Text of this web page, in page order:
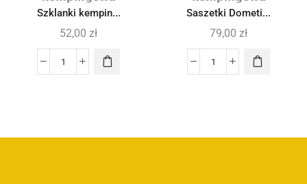
Szklanki kempin...
52,00 zł
Saszetki Dometi...
79,00 zł